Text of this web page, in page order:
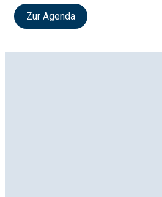
Zur Agenda